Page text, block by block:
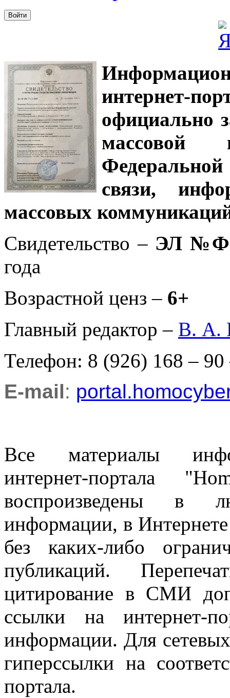
интернет-
официально
связи,
массовых
Свидетельство – ЭЛ
года
Возрастной ценз – 6+
Главный редактор – В. А.
Телефон: 8 (926) 168 – 90
E-mail:
Все материалы
интернет-портала
воспроизведены в
информации, в
без каких-либо
публикаций.
цитирование в СМИ
ссылки на интернет-
информации. Для
гиперссылки на
портала.